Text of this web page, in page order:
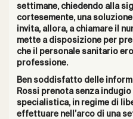
settimane, chiedendo alla
cortesemente, una
invita, allora, a chiamare il
mette a disposizione per
che il personale sanitario
professione.
Ben soddisfatto delle
Rossi prenota senza
specialistica, in regime di
effettuare nell’arco di una